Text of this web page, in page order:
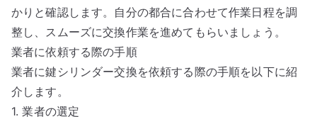
かりと確認します。自分の都合に合わせて作業日程を調
整し、スムーズに交換作業を進めてもらいましょう。
業者に依頼する際の手順
業者に鍵シリンダー交換を依頼する際の手順を以下に紹
介します。
1. 業者の選定